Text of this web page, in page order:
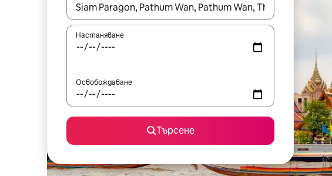
Когато резултатите се покажат, използвайте клавишите
Настаняване
Освобождаване
Търсене